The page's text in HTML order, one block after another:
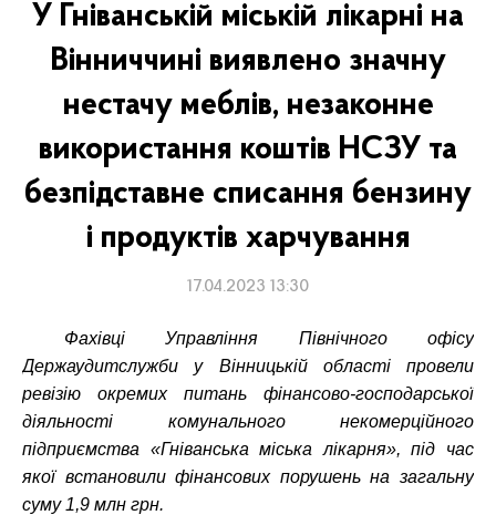
У Гніванській міській лікарні на
Вінниччині виявлено значну
нестачу меблів, незаконне
використання коштів НСЗУ та
безпідставне списання бензину
і продуктів харчування
17.04.2023 13:30
Фахівці Управління Північного офісу
Держаудитслужби у Вінницькій області провели
ревізію окремих питань фінансово-господарської
діяльності комунального некомерційного
підприємства «Гніванська міська лікарня», під час
якої встановили фінансових порушень на загальну
суму 1,9 млн грн.